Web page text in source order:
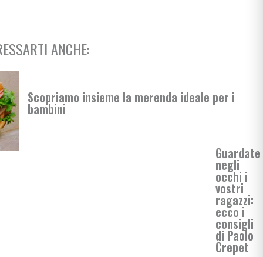
ANCHE:
Scopriamo insieme la merenda ideale per i
bambini
Guardate
negli
occhi i
vostri
ragazzi:
ecco i
consigli
di Paolo
Crepet